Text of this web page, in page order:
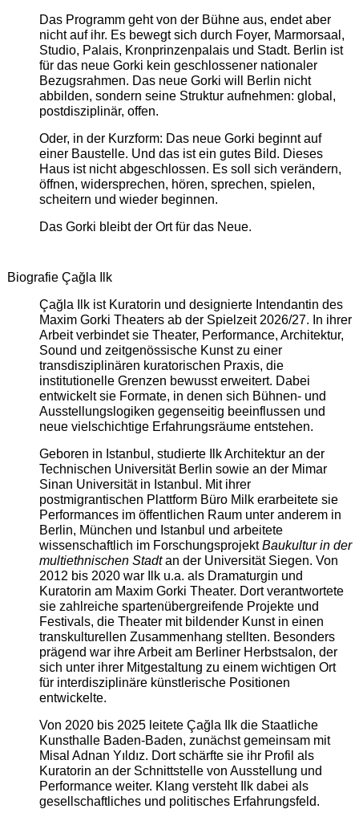
Das Programm geht von der Bühne aus, endet aber
nicht auf ihr. Es bewegt sich durch Foyer, Marmorsaal,
Studio, Palais, Kronprinzenpalais und Stadt. Berlin ist
für das neue Gorki kein geschlossener nationaler
Bezugsrahmen. Das neue Gorki will Berlin nicht
abbilden, sondern seine Struktur aufnehmen: global,
postdisziplinär, offen.
Oder, in der Kurzform: Das neue Gorki beginnt auf
einer Baustelle. Und das ist ein gutes Bild. Dieses
Haus ist nicht abgeschlossen. Es soll sich verändern,
öffnen, widersprechen, hören, sprechen, spielen,
scheitern und wieder beginnen.
Das Gorki bleibt der Ort für das Neue.
Biografie Çağla Ilk
Çağla Ilk ist Kuratorin und designierte Intendantin des
Maxim Gorki Theaters ab der Spielzeit 2026/27. In ihrer
Arbeit verbindet sie Theater, Performance, Architektur,
Sound und zeitgenössische Kunst zu einer
transdisziplinären kuratorischen Praxis, die
institutionelle Grenzen bewusst erweitert. Dabei
entwickelt sie Formate, in denen sich Bühnen- und
Ausstellungslogiken gegenseitig beeinflussen und
neue vielschichtige Erfahrungsräume entstehen.
Geboren in Istanbul, studierte Ilk Architektur an der
Technischen Universität Berlin sowie an der Mimar
Sinan Universität in Istanbul. Mit ihrer
postmigrantischen Plattform Büro Milk erarbeitete sie
Performances im öffentlichen Raum unter anderem in
Berlin, München und Istanbul und arbeitete
wissenschaftlich im ForschungsprojektBaukultur in der
multiethnischen Stadtan der Universität Siegen. Von
2012 bis 2020 war Ilk u.a. als Dramaturgin und
Kuratorin am Maxim Gorki Theater. Dort verantwortete
sie zahlreiche spartenübergreifende Projekte und
Festivals, die Theater mit bildender Kunst in einen
transkulturellen Zusammenhang stellten. Besonders
prägend war ihre Arbeit am Berliner Herbstsalon, der
sich unter ihrer Mitgestaltung zu einem wichtigen Ort
für interdisziplinäre künstlerische Positionen
entwickelte.
Von 2020 bis 2025 leitete Çağla Ilk die Staatliche
Kunsthalle Baden-Baden, zunächst gemeinsam mit
Misal Adnan Yıldız. Dort schärfte sie ihr Profil als
Kuratorin an der Schnittstelle von Ausstellung und
Performance weiter. Klang versteht Ilk dabei als
gesellschaftliches und politisches Erfahrungsfeld.